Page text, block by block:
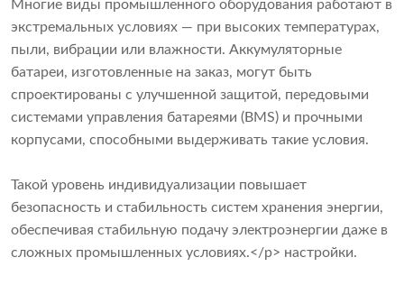
Многие виды промышленного оборудования работают в
экстремальных условиях — при высоких температурах,
пыли, вибрации или влажности. Аккумуляторные
батареи, изготовленные на заказ, могут быть
спроектированы с улучшенной защитой, передовыми
системами управления батареями (BMS) и прочными
корпусами, способными выдерживать такие условия.
Такой уровень индивидуализации повышает
безопасность и стабильность систем хранения энергии,
обеспечивая стабильную подачу электроэнергии даже в
сложных промышленных условиях.</p> настройки.